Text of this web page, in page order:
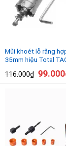
Mũi khoét lỗ răng
35mm hiệu Total
116.000₫ 99.000